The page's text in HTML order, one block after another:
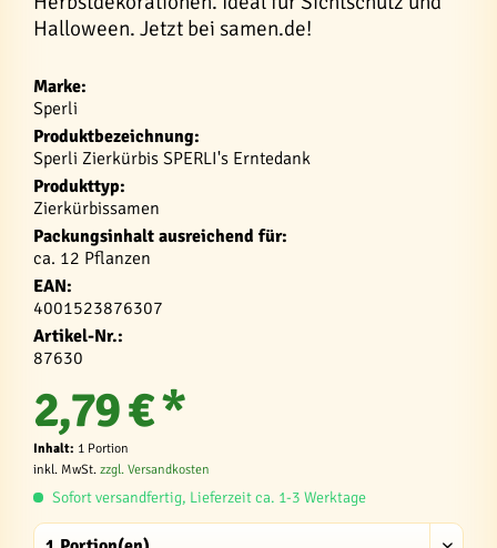
Halloween. Jetzt bei samen.de!
Marke:
Sperli
Produktbezeichnung:
Sperli Zierkürbis SPERLI's Erntedank
Produkttyp:
Zierkürbissamen
Packungsinhalt ausreichend für:
ca. 12 Pflanzen
EAN:
4001523876307
Artikel-Nr.:
87630
2,79 € *
Inhalt: 1 Portion
inkl. MwSt. zzgl. Versandkosten
Sofort versandfertig, Lieferzeit ca. 1-3 Werktage